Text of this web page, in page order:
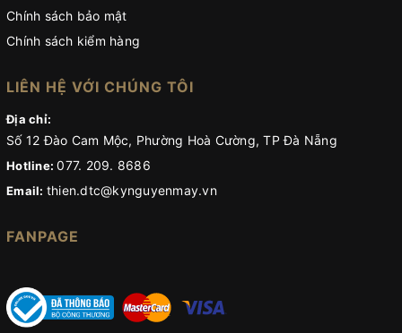
Chính sách bảo mật
Chính sách kiểm hàng
LIÊN HỆ VỚI CHÚNG TÔI
Địa chỉ:
Số 12 Đào Cam Mộc, Phường Hoà Cường, TP Đà Nẵng
Hotline:077. 209. 8686
Email: thien.dtc@kynguyenmay.vn
FANPAGE